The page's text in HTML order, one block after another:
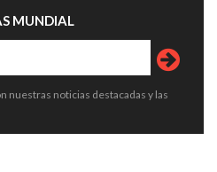
MUNDIAL
nuestras noticias destacadas y las